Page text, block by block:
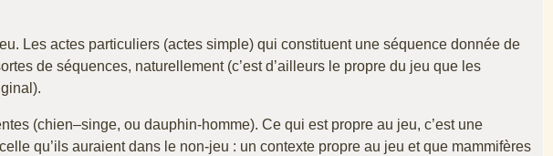
Les actes particuliers (actes simple) qui constituent une séquence donnée de
de séquences, naturellement (c’est d’ailleurs le propre du jeu que les
(chien–singe, ou dauphin-homme). Ce qui est propre au jeu, c’est une
qu’ils auraient dans le non-jeu : un contexte propre au jeu et que mammifères